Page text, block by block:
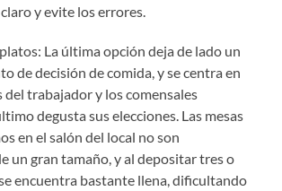
y evite los errores.
La última opción deja de lado un
de decisión de comida, y se centra en
del trabajador y los comensales
degusta sus elecciones. Las mesas
en el salón del local no son
un gran tamaño, y al depositar tres o
encuentra bastante llena, dificultando